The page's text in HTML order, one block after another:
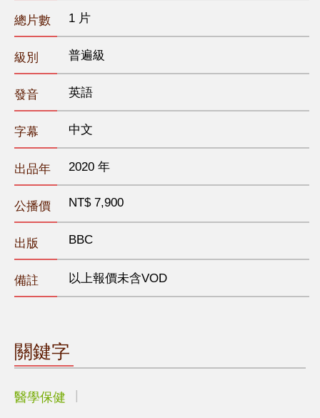
總片數 1 片
級別 普遍級
發音 英語
字幕 中文
出品年 2020 年
公播價 NT$ 7,900
出版 BBC
備註 以上報價未含VOD
關鍵字
醫學保健